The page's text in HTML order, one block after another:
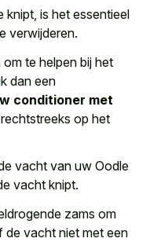
is het essentieel
verwijderen.
te helpen bij het
dan een
conditioner met
op het
vacht van uw Oodle
vacht knipt.
zams om
de vacht niet met een